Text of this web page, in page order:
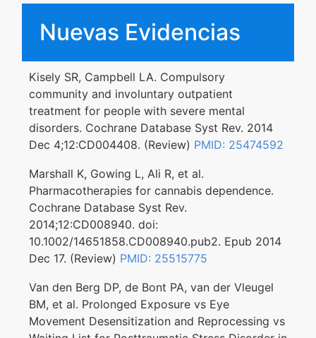
Nuevas Evidencias
Kisely SR, Campbell LA. Compulsory
community and involuntary outpatient
treatment for people with severe mental
disorders. Cochrane Database Syst Rev. 2014
Dec 4;12:CD004408. (Review) PMID: 25474592
Marshall K, Gowing L, Ali R, et al.
Pharmacotherapies for cannabis dependence.
Cochrane Database Syst Rev.
2014;12:CD008940. doi:
10.1002/14651858.CD008940.pub2. Epub 2014
Dec 17. (Review) PMID: 25515775
Van den Berg DP, de Bont PA, van der Vleugel
BM, et al. Prolonged Exposure vs Eye
Movement Desensitization and Reprocessing vs